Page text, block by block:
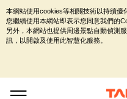
本網站使用cookies等相關技術以持續優
您繼續使用本網站即表示您同意我們的
另外，本網站也提供周邊景點自動偵測
訊，以開啟及使用此智慧化服務。